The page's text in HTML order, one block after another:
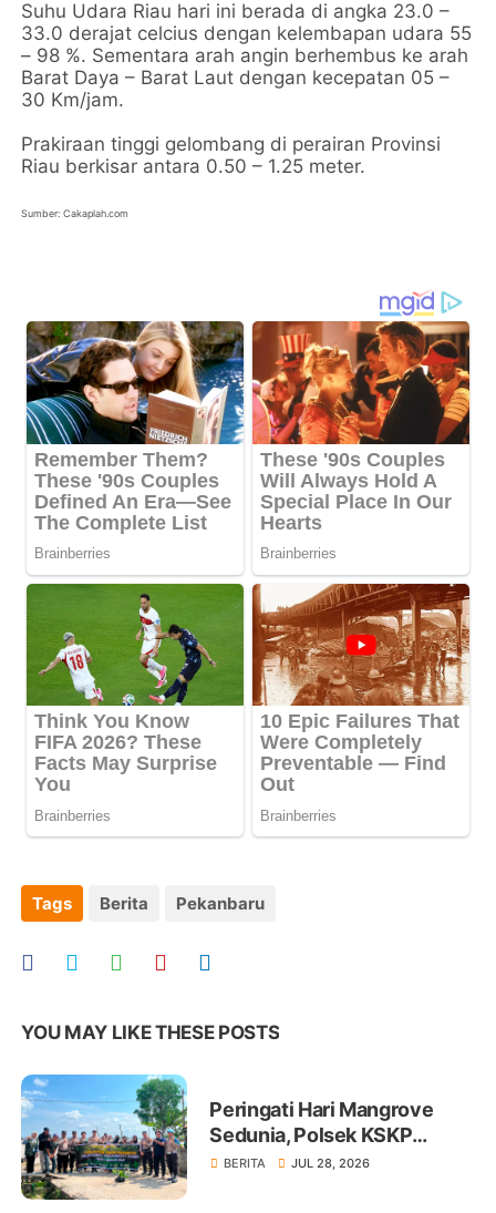
Suhu Udara Riau hari ini berada di angka 23.0 –
33.0 derajat celcius dengan kelembapan udara 55
– 98 %. Sementara arah angin berhembus ke arah
Barat Daya – Barat Laut dengan kecepatan 05 –
30 Km/jam.
Prakiraan tinggi gelombang di perairan Provinsi
Riau berkisar antara 0.50 – 1.25 meter.
Sumber: Cakaplah.com
Tags Berita Pekanbaru
YOU MAY LIKE THESE POSTS
Peringati Hari Mangrove
Sedunia, Polsek KSKP
Tembilahan Tanam 100 Bibit
BERITA JUL 28, 2026